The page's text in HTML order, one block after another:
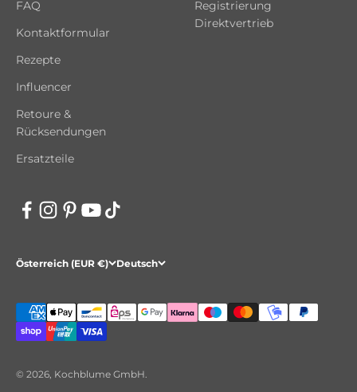
FAQ
Kontaktformular
Rezepte
Influencer
Retoure &
Rücksendungen
Ersatzteile
Registrierung
Direktvertrieb
Österreich (EUR €) Deutsch
© 2026, Kochblume GmbH.